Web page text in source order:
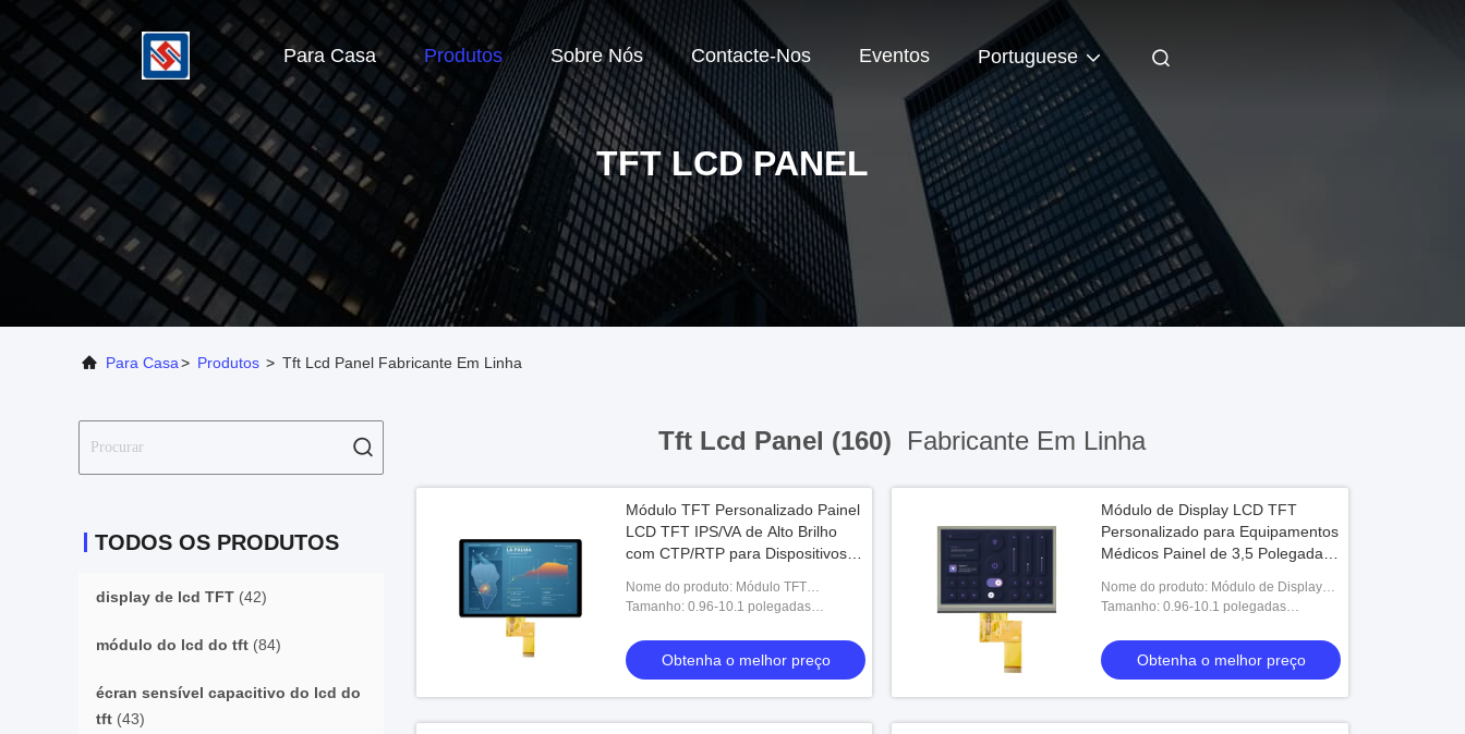
Para Casa Produtos Sobre Nós Contacte-Nos Eventos Portuguese
TFT LCD PANEL
Para Casa> Produtos > Tft Lcd Panel Fabricante Em Linha
TODOS OS PRODUTOS
display de lcd TFT (42)
módulo do lcd do tft (84)
écran sensível capacitivo do lcd do
tft (43)
Tft Lcd Panel (160) Fabricante Em Linha
Módulo TFT Personalizado Painel
LCD TFT IPS/VA de Alto Brilho
com CTP/RTP para Dispositivos
Nome do produto: Módulo TFT
Personalizado Painel LCD TFT IPS/VA
Dispositivos Médicos
Tamanho: 0.96-10.1 polegadas
Obtenha o melhor preço
Módulo de Display LCD TFT
Personalizado para Equipamentos
Médicos Painel de 3,5 Polegadas
(0,96–10,1 Polegadas Disponível)
Nome do produto: Módulo de Display
LCD TFT Personalizado para
Polegadas com Qualid
Tamanho: 0.96-10.1 polegadas
Obtenha o melhor preço